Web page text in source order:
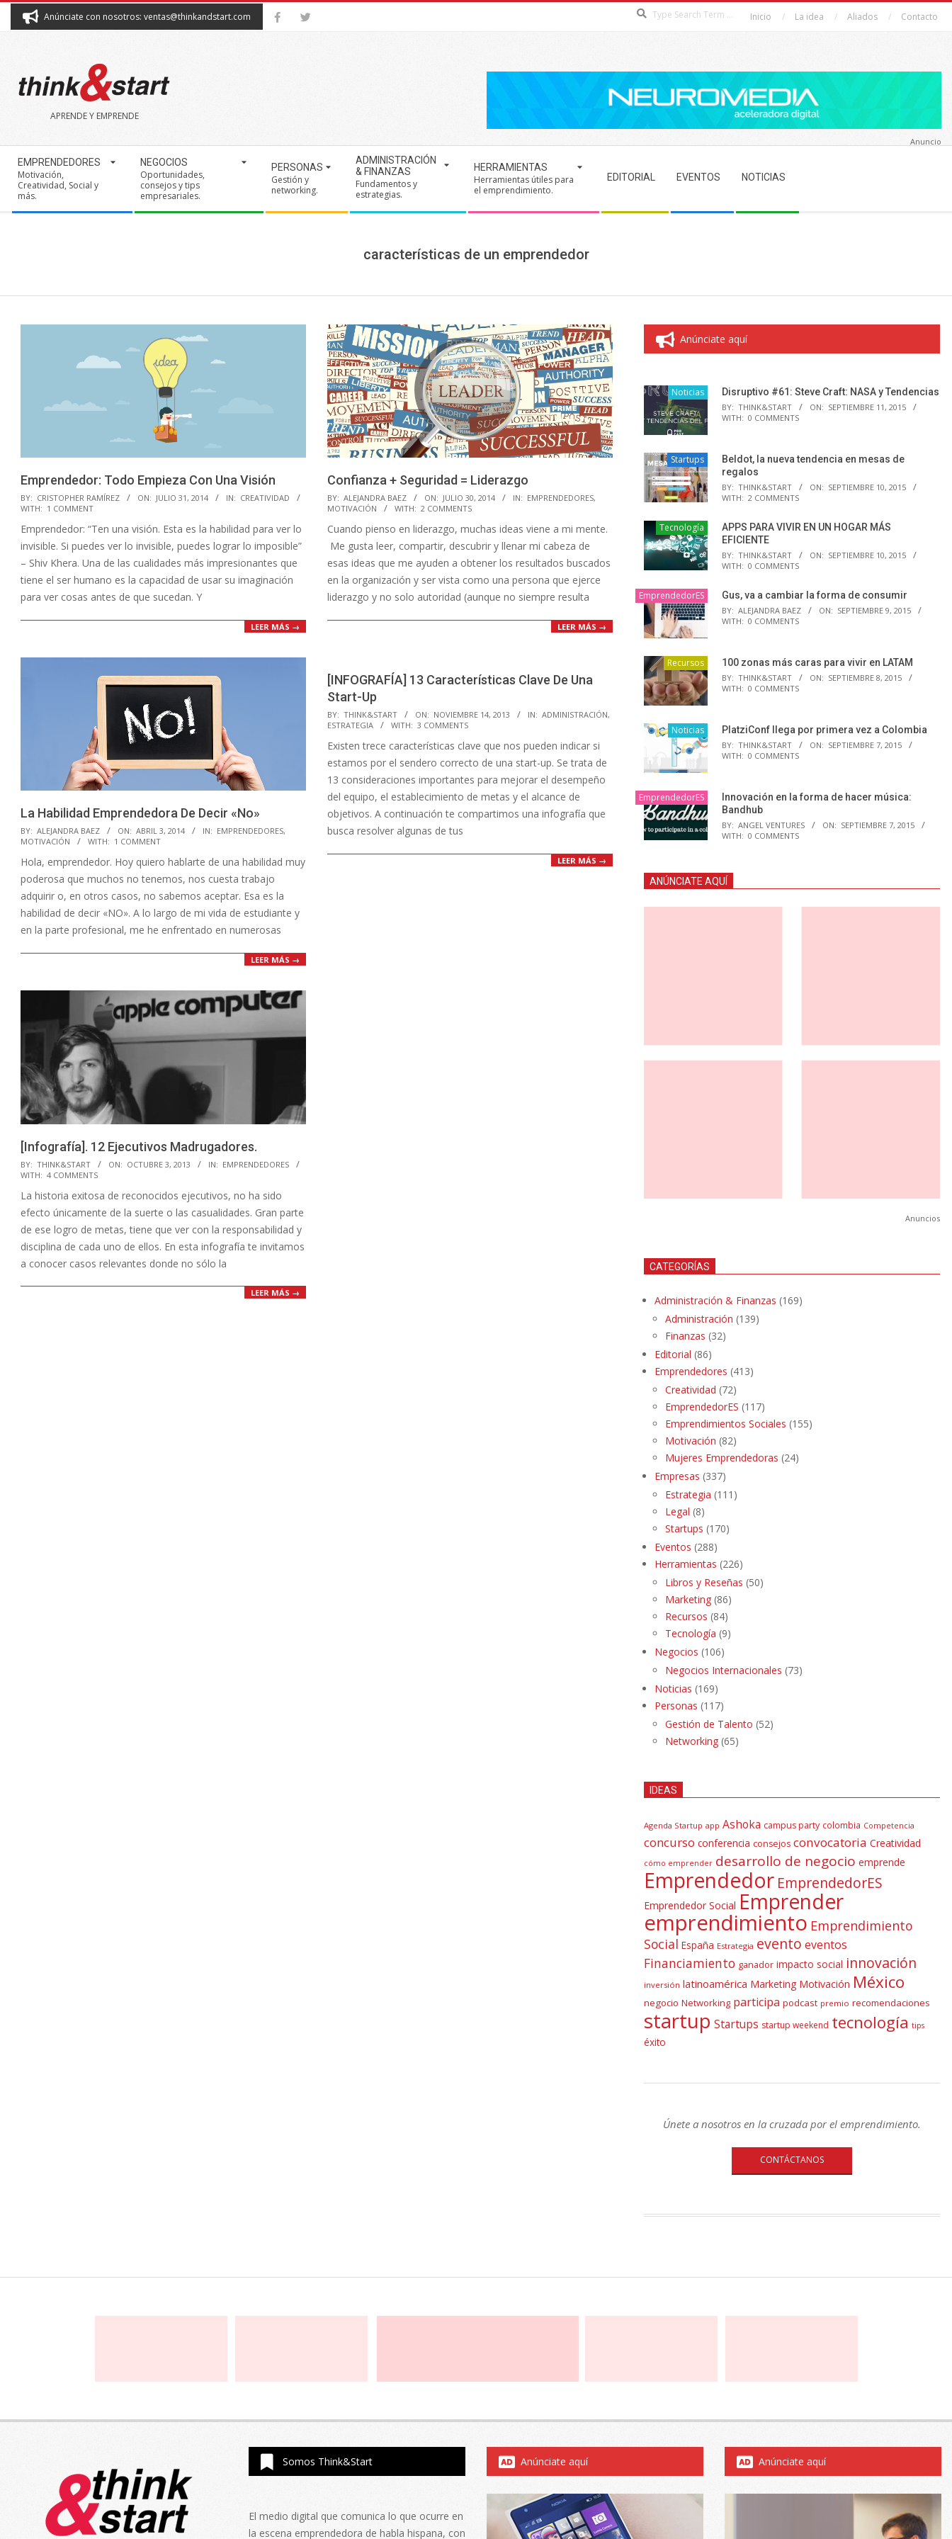
Anúnciate con nosotros: ventas@thinkandstart.com Inicio La idea Aliados Contacto
THINK&START
APRENDE Y EMPRENDE
Navigation
Menu
EMPRENDEDORES
Motivación,
Creatividad, Social y
más.
NEGOCIOS
Oportunidades,
consejos y tips
empresariales.
PERSONAS
Gestión y
networking.
ADMINISTRACIÓN
& FINANZAS
Fundamentos y
estrategias.
HERRAMIENTAS
Herramientas útiles para
el emprendimiento.
EDITORIAL EVENTOS NOTICIAS
Anuncio
características de un emprendedor
Emprendedor: Todo Empieza Con Una Visión
2014-
07-
31
BY: CRISTOPHER RAMÍREZ ON: JULIO 31, 2014 IN: CREATIVIDAD
WITH: 1 COMMENT
Emprendedor: “Ten una visión. Esta es la habilidad para ver lo
invisible. Si puedes ver lo invisible, puedes lograr lo imposible”
– Shiv Khera. Una de las cualidades más impresionantes que
tiene el ser humano es la capacidad de usar su imaginación
para ver cosas antes de que sucedan. Y
LEER MÁS →
Confianza + Seguridad = Liderazgo
2014-
07-
30
BY: ALEJANDRA BAEZ ON: JULIO 30, 2014 IN: EMPRENDEDORES,
MOTIVACIÓN
WITH: 2 COMMENTS
Cuando pienso en liderazgo, muchas ideas viene a mi mente.
Me gusta leer, compartir, descubrir y llenar mi cabeza de
esas ideas que me ayuden a obtener los resultados buscados
en la organización y ser vista como una persona que ejerce
liderazgo y no solo autoridad (aunque no siempre resulta
LEER MÁS →
La Habilidad Emprendedora De Decir «No»
2014-
04-
03
BY: ALEJANDRA BAEZ ON: ABRIL 3, 2014 IN: EMPRENDEDORES,
MOTIVACIÓN
WITH: 1 COMMENT
Hola, emprendedor. Hoy quiero hablarte de una habilidad muy
poderosa que muchos no tenemos, nos cuesta trabajo
adquirir o, en otros casos, no sabemos aceptar. Esa es la
habilidad de decir «NO». A lo largo de mi vida de estudiante y
en la parte profesional, me he enfrentado en numerosas
LEER MÁS →
[INFOGRAFÍA] 13 Características Clave De Una
Start-Up
2013-
11-
14
BY: THINK&START ON: NOVIEMBRE 14, 2013 IN: ADMINISTRACIÓN,
ESTRATEGIA
WITH: 3 COMMENTS
Existen trece características clave que nos pueden indicar si
estamos por el sendero correcto de una start-up. Se trata de
13 consideraciones importantes para mejorar el desempeño
del equipo, el establecimiento de metas y el alcance de
objetivos. A continuación te compartimos una infografía que
busca resolver algunas de tus
LEER MÁS →
[Infografía]. 12 Ejecutivos Madrugadores.
2013-
10-
03
BY: THINK&START ON: OCTUBRE 3, 2013 IN: EMPRENDEDORES
WITH: 4 COMMENTS
La historia exitosa de reconocidos ejecutivos, no ha sido
efecto únicamente de la suerte o las casualidades. Gran parte
de ese logro de metas, tiene que ver con la responsabilidad y
disciplina de cada uno de ellos. En esta infografía te invitamos
a conocer casos relevantes donde no sólo la
LEER MÁS →
Anúnciate aquí
Noticias Disruptivo #61: Steve Craft: NASA y Tendencias
BY: THINK&START ON: SEPTIEMBRE 11, 2015
WITH: 0 COMMENTS
Startups
Beldot, la nueva tendencia en mesas de
regalos
BY: THINK&START ON: SEPTIEMBRE 10, 2015
WITH: 2 COMMENTS
Tecnología
APPS PARA VIVIR EN UN HOGAR MÁS
EFICIENTE
BY: THINK&START ON: SEPTIEMBRE 10, 2015
WITH: 0 COMMENTS
EmprendedorES Gus, va a cambiar la forma de consumir
BY: ALEJANDRA BAEZ ON: SEPTIEMBRE 9, 2015
WITH: 0 COMMENTS
Recursos 100 zonas más caras para vivir en LATAM
BY: THINK&START ON: SEPTIEMBRE 8, 2015
WITH: 0 COMMENTS
Noticias PlatziConf llega por primera vez a Colombia
BY: THINK&START ON: SEPTIEMBRE 7, 2015
WITH: 0 COMMENTS
EmprendedorES
Innovación en la forma de hacer música:
Bandhub
BY: ANGEL VENTURES ON: SEPTIEMBRE 7, 2015
WITH: 0 COMMENTS
ANÚNCIATE AQUÍ
Anuncios
CATEGORÍAS
Administración & Finanzas (169)
Administración (139)
Finanzas (32)
Editorial (86)
Emprendedores (413)
Creatividad (72)
EmprendedorES (117)
Emprendimientos Sociales (155)
Motivación (82)
Mujeres Emprendedoras (24)
Empresas (337)
Estrategia (111)
Legal (8)
Startups (170)
Eventos (288)
Herramientas (226)
Libros y Reseñas (50)
Marketing (86)
Recursos (84)
Tecnología (9)
Negocios (106)
Negocios Internacionales (73)
Noticias (169)
Personas (117)
Gestión de Talento (52)
Networking (65)
IDEAS
Agenda Startup app Ashoka campus party colombia Competencia
concurso conferencia consejos convocatoria Creatividad
cómo emprender desarrollo de negocio emprende
Emprendedor EmprendedorES
Emprendedor Social Emprender
emprendimiento Emprendimiento
Social España Estrategia evento eventos
Financiamiento ganador impacto social innovación
inversión latinoamérica Marketing Motivación México
negocio Networking participa podcast premio recomendaciones
startup Startups startup weekend tecnología tips
éxito
Únete a nosotros en la cruzada por el emprendimiento.
CONTÁCTANOS
Somos Think&Start
El medio digital que comunica lo que ocurre en
la escena emprendedora de habla hispana, con
Anúnciate aquí Anúnciate aquí